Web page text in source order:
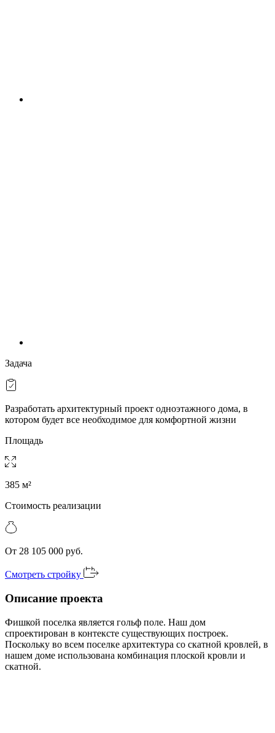
Задача
Разработать архитектурный проект одноэтажного дома, в
котором будет все необходимое для комфортной жизни
Площадь
385 м²
Стоимость реализации
От 28 105 000 руб.
Смотреть стройку
Описание проекта
Фишкой поселка является гольф поле. Наш дом
спроектирован в контексте существующих построек.
Поскольку во всем поселке архитектура со скатной кровлей, в
нашем доме использована комбинация плоской кровли и
скатной.